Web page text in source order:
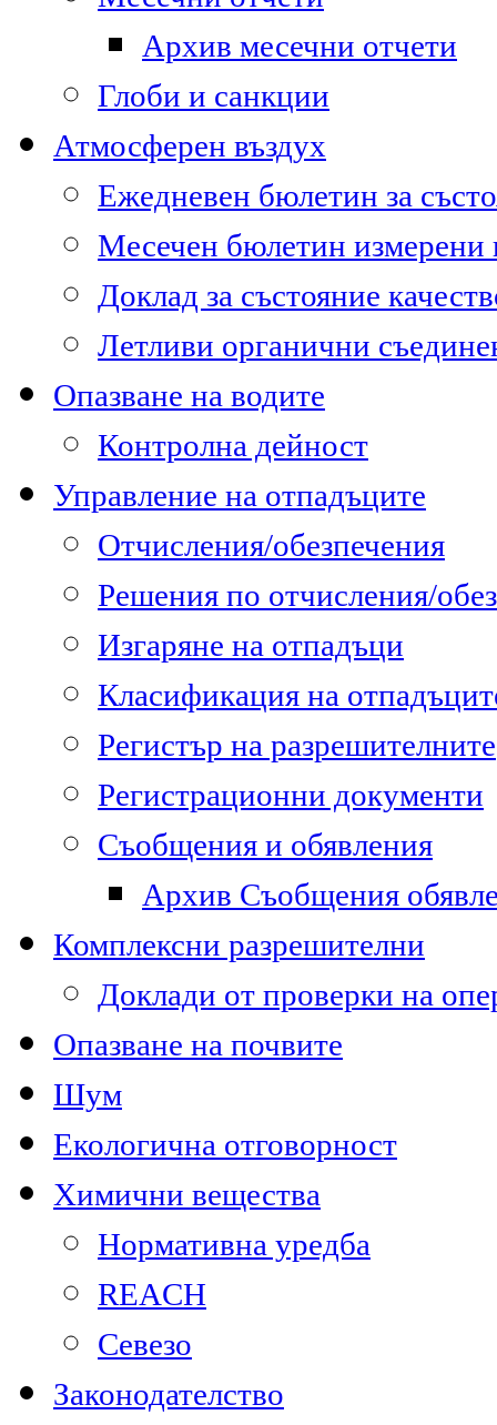
Архив месечни отчети
Глоби и санкции
Атмосферен въздух
Ежедневен бюлетин за
Месечен бюлетин
Доклад за състояние
Летливи органични
Опазване на водите
Контролна дейност
Управление на отпадъците
Отчисления/обезпечения
Решения по отчисления/
Изгаряне на отпадъци
Класификация на
Регистър на разрешителните
Регистрационни документи
Съобщения и обявления
Архив Съобщения
Комплексни разрешителни
Доклади от проверки на
Опазване на почвите
Шум
Екологична отговорност
Химични вещества
Нормативна уредба
REACH
Севезо
Законодателство